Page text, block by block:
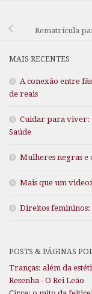
Rematrícula
MAIS RECENTES
A conexão entre
de reais
Cuidar para viver:
Saúde
Mulheres negras e
Mais que um
Direitos femininos:
POSTS & PÁGINAS
Tranças: além da
Resenha - O Rei Leão